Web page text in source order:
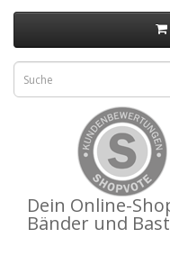
Dein Online-
Bänder und